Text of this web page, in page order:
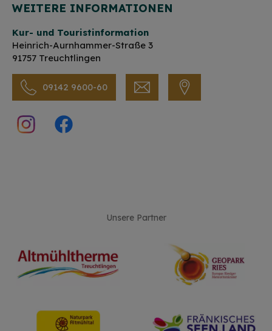
WEITERE INFORMATIONEN
Kur- und Touristinformation
Heinrich-Aurnhammer-Straße 3
91757 Treuchtlingen
09142 9600-60
Unsere Partner